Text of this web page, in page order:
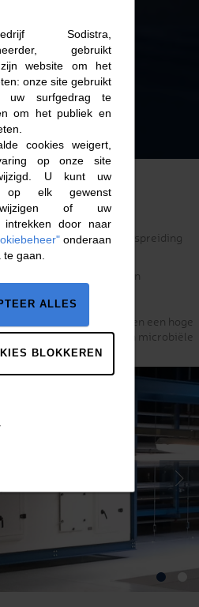
om de verspreiding
te voorkomen
om afkoeling van
voorkomen
luchtverversing en een hoge
vochtigheid en microbiële
Sodistra,
gebruikt
website om het
onze site gebruikt
uw surfgedrag te
om het publiek en
cookies weigert,
op onze site
U kunt uw
op elk gewenst
of uw
intrekken door naar
onderaan
gaan.
ALLES
BLOKKEREN